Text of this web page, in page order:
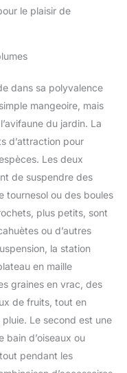
le plaisir de
dans sa polyvalence
mangeoire, mais
du jardin. La
d’attraction pour
Les deux
de suspendre des
tournesol ou des boules
plus petits, sont
ou d’autres
la station
en maille
graines en vrac, des
de fruits, tout en
Le second est une
d’oiseaux ou
pendant les